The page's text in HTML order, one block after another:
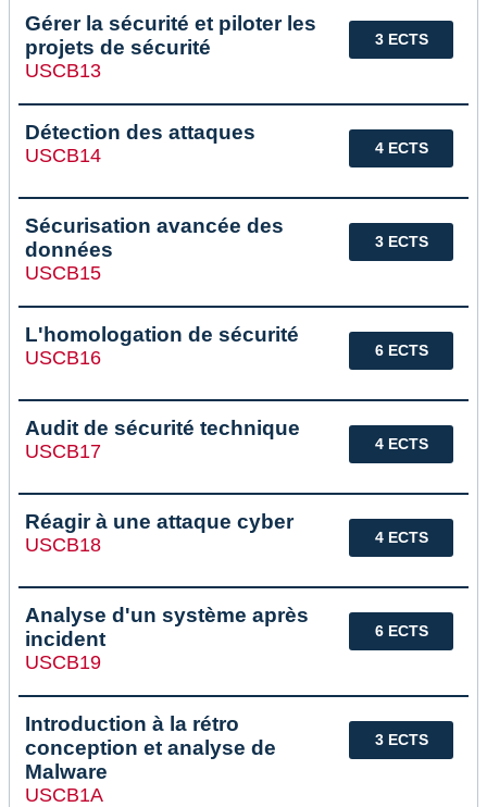
3 ECTS
Gérer la sécurité et piloter les
projets de sécurité
USCB13
4 ECTS
Détection des attaques
USCB14
3 ECTS
Sécurisation avancée des
données
USCB15
6 ECTS
L'homologation de sécurité
USCB16
4 ECTS
Audit de sécurité technique
USCB17
4 ECTS
Réagir à une attaque cyber
USCB18
6 ECTS
Analyse d'un système après
incident
USCB19
3 ECTS
Introduction à la rétro
conception et analyse de
Malware
USCB1A